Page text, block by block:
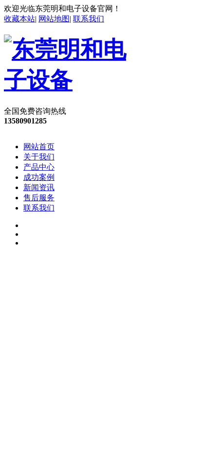
欢迎光临东莞明和电子设备官网！
收藏本站| 网站地图| 联系我们
全国免费咨询热线
13580901285
网站首页
关于我们
产品中心
成功案例
新闻资讯
售后服务
联系我们